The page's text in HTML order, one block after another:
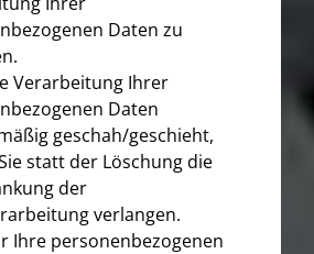
Daten zu
Verarbeitung Ihrer
Daten
geschah/geschieht,
statt der Löschung die
der
verlangen.
Ihre personenbezogenen